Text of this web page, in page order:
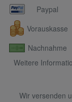
Paypal
Vorauskasse
Nachnahme
Weitere
Wir versenden